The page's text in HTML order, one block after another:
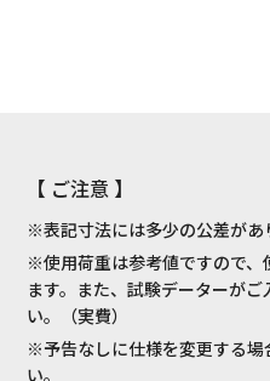
【 ご注意 】
※表記寸法には多少の公差があ
※使用荷重は参考値ですので、
ます。また、試験データーが
い。（実費）
※予告なしに仕様を変更する場
い。